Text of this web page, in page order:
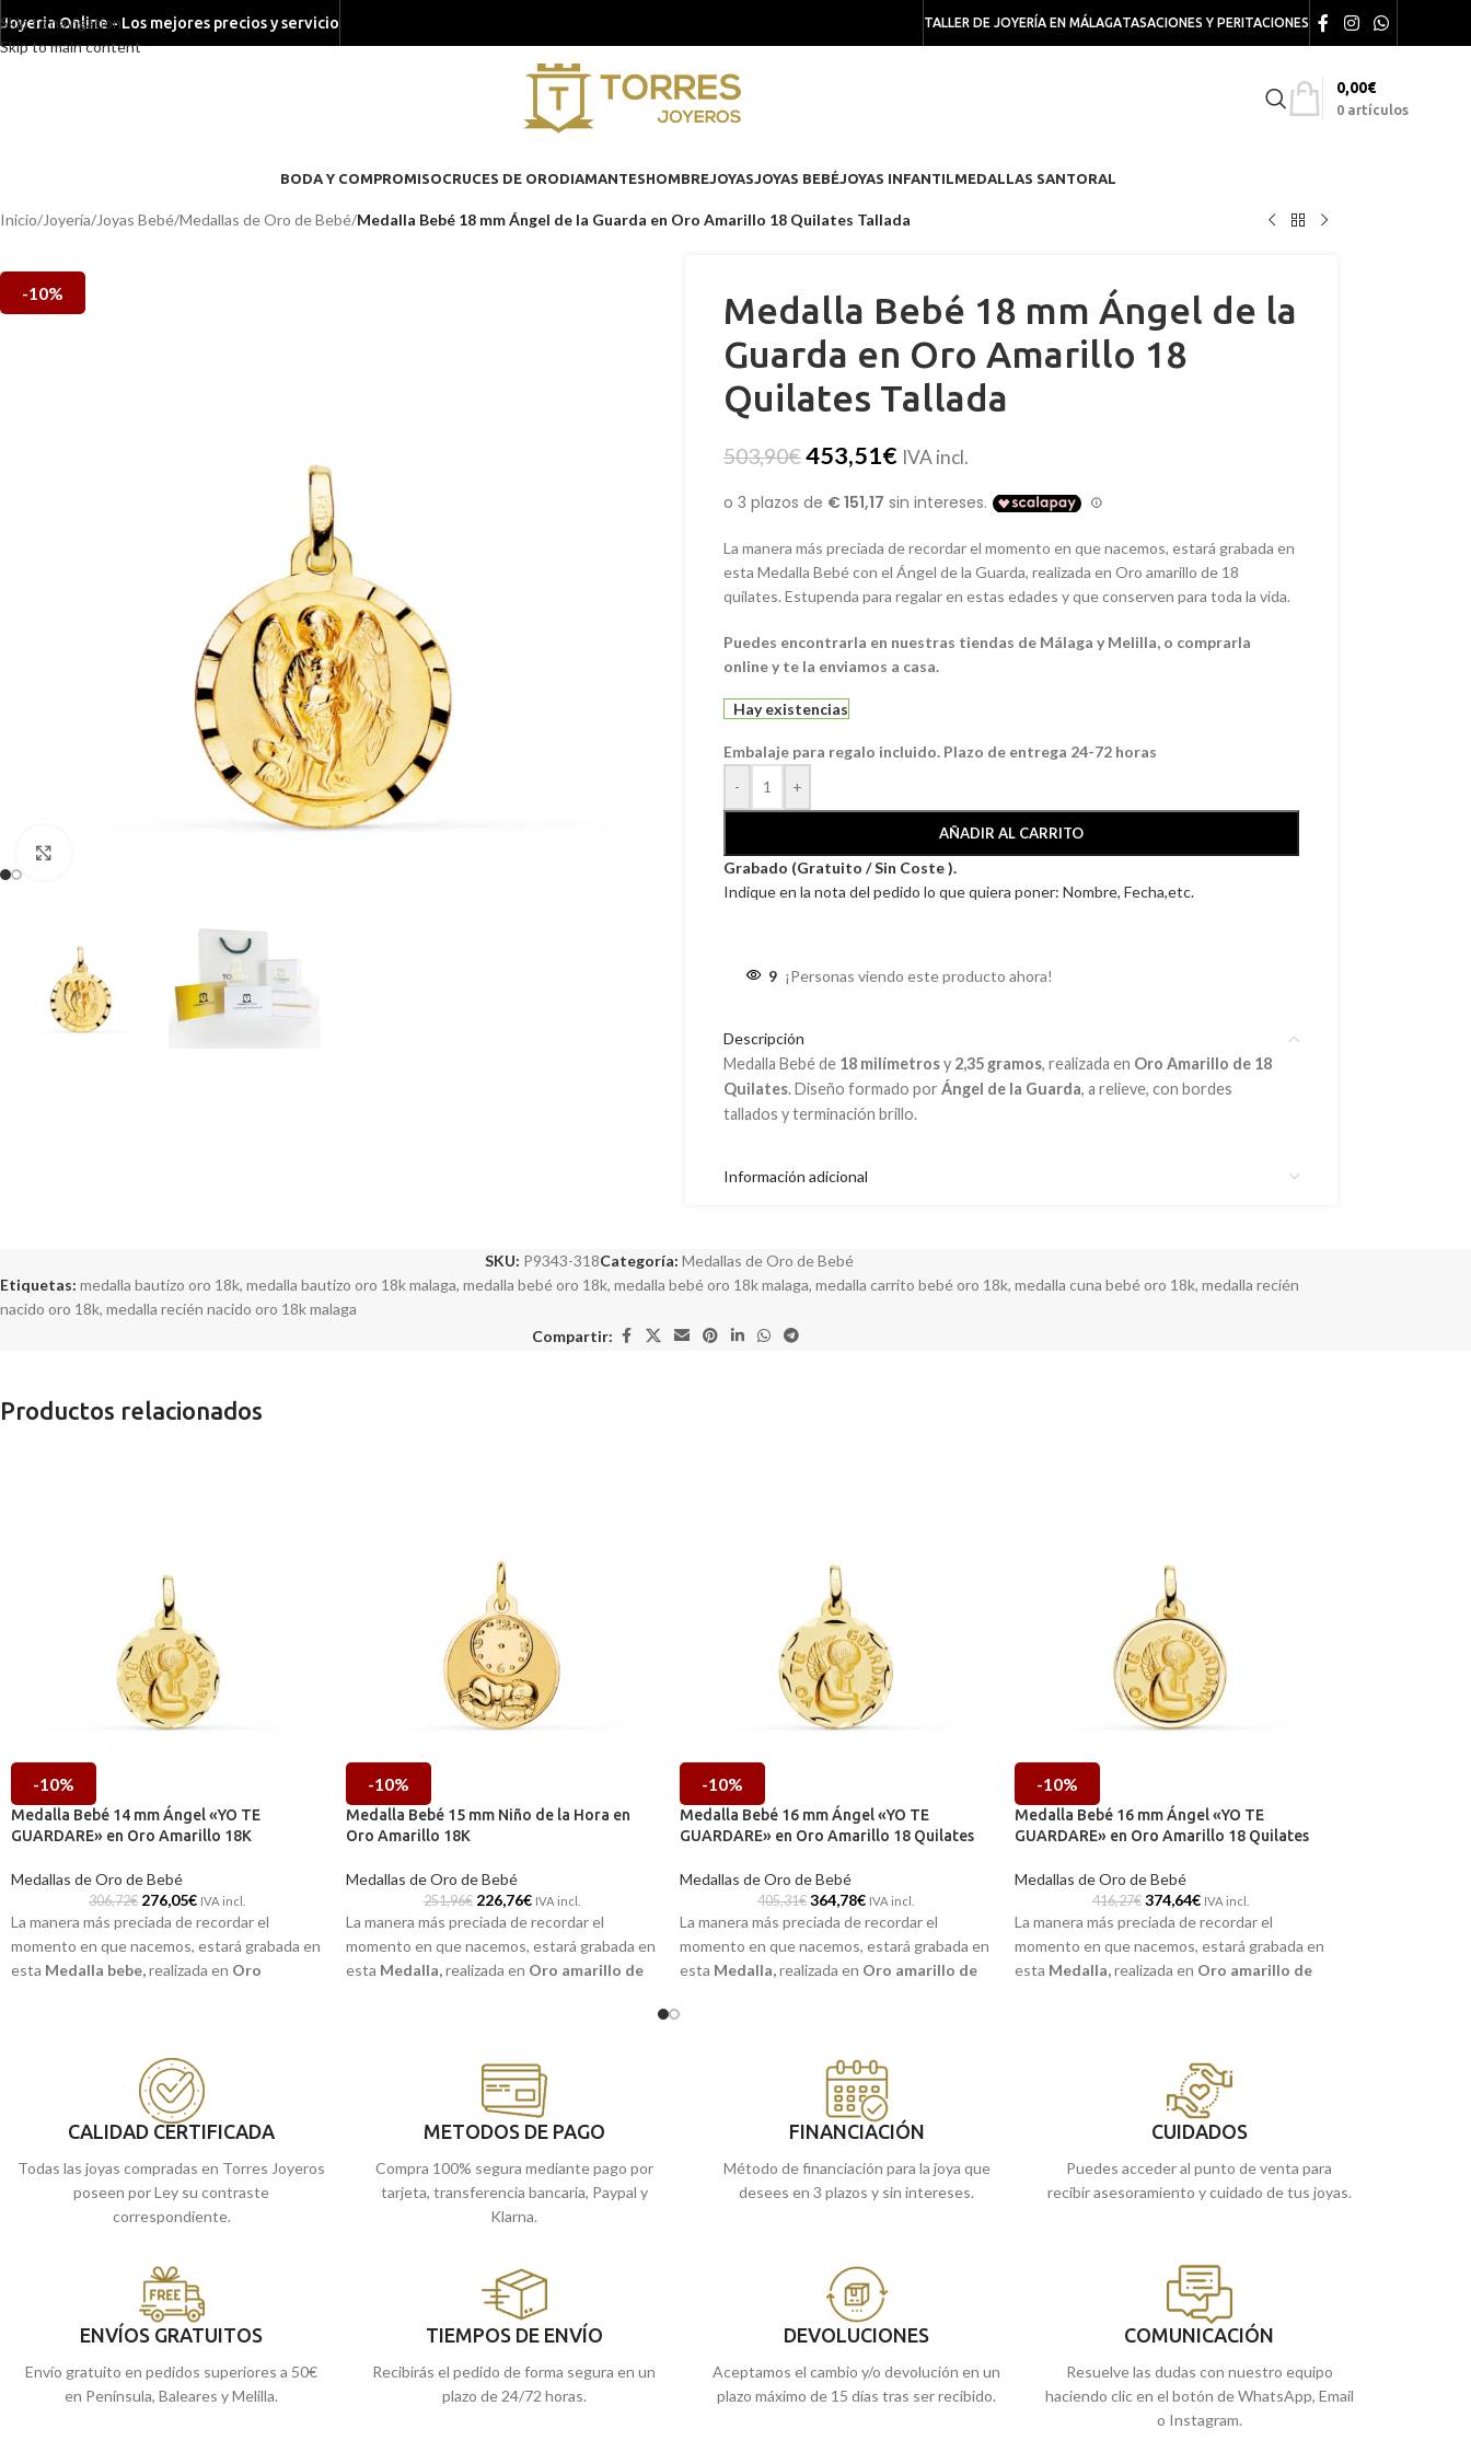
Skip to navigation
Skip to main content
Joyeria Online - Los mejores precios y servicio TALLER DE JOYERÍA EN MÁLAGATASACIONES Y PERITACIONES
0 artículos
0,00€
BODA Y COMPROMISOCRUCES DE ORODIAMANTESHOMBREJOYASJOYAS BEBÉJOYAS INFANTILMEDALLAS SANTORAL
Inicio/Joyería/Joyas Bebé/Medallas de Oro de Bebé/Medalla Bebé 18 mm Ángel de la Guarda en Oro Amarillo 18 Quilates Tallada
-10%
Medalla Bebé 18 mm Ángel de la
Guarda en Oro Amarillo 18
Quilates Tallada
503,90€453,51€ IVA incl.
La manera más preciada de recordar el momento en que nacemos, estará grabada en
esta Medalla Bebé con el Ángel de la Guarda, realizada en Oro amarillo de 18
quilates. Estupenda para regalar en estas edades y que conserven para toda la vida.
Puedes encontrarla en nuestras tiendas de Málaga y Melilla, o comprarla
online y te la enviamos a casa.
Hay existencias
Embalaje para regalo incluido. Plazo de entrega 24-72 horas
-
+
AÑADIR AL CARRITO
Grabado (Gratuito / Sin Coste ).
Indique en la nota del pedido lo que quiera poner: Nombre, Fecha,etc.
9 ¡Personas viendo este producto ahora!
Descripción
Medalla Bebé de 18 milímetrosy 2,35 gramos, realizada en Oro Amarillo de 18
Quilates. Diseño formado por Ángel de la Guarda, a relieve, con bordes
tallados y terminación brillo.
Información adicional
SKU: P9343-318Categoría: Medallas de Oro de Bebé
Etiquetas: medalla bautizo oro 18k, medalla bautizo oro 18k malaga, medalla bebé oro 18k, medalla bebé oro 18k malaga, medalla carrito bebé oro 18k, medalla cuna bebé oro 18k, medalla recién
nacido oro 18k, medalla recién nacido oro 18k malaga
Compartir:
Productos relacionados
-10%
Medalla Bebé 14 mm Ángel «YO TE
GUARDARE» en Oro Amarillo 18K
Medallas de Oro de Bebé
306,72€ 276,05€ IVA incl.
La manera más preciada de recordar el
momento en que nacemos, estará grabada en
esta Medalla bebe,realizada en Oro
de Málaga, o comprarla online y te la
-10%
Medalla Bebé 15 mm Niño de la Hora en
Oro Amarillo 18K
Medallas de Oro de Bebé
251,96€ 226,76€ IVA incl.
La manera más preciada de recordar el
momento en que nacemos, estará grabada en
esta Medalla,realizada en Oro amarillo de
de Málaga y Melilla, o comprarla online y te
la enviamos a casa.
-10%
Medalla Bebé 16 mm Ángel «YO TE
GUARDARE» en Oro Amarillo 18 Quilates
Medallas de Oro de Bebé
405,31€ 364,78€ IVA incl.
La manera más preciada de recordar el
momento en que nacemos, estará grabada en
esta Medalla,realizada en Oro amarillo de
-10%
Medalla Bebé 16 mm Ángel «YO TE
GUARDARE» en Oro Amarillo 18 Quilates
Medallas de Oro de Bebé
416,27€ 374,64€ IVA incl.
La manera más preciada de recordar el
momento en que nacemos, estará grabada en
esta Medalla,realizada en Oro amarillo de
CALIDAD CERTIFICADA
Todas las joyas compradas en Torres Joyeros
poseen por Ley su contraste
correspondiente.
METODOS DE PAGO
Compra 100% segura mediante pago por
tarjeta, transferencia bancaria, Paypal y
Klarna.
FINANCIACIÓN
Método de financiación para la joya que
desees en 3 plazos y sin intereses.
CUIDADOS
Puedes acceder al punto de venta para
recibir asesoramiento y cuidado de tus joyas.
ENVÍOS GRATUITOS
Envío gratuito en pedidos superiores a 50€
en Península, Baleares y Melilla.
TIEMPOS DE ENVÍO
Recibirás el pedido de forma segura en un
plazo de 24/72 horas.
DEVOLUCIONES
Aceptamos el cambio y/o devolución en un
plazo máximo de 15 días tras ser recibido.
COMUNICACIÓN
Resuelve las dudas con nuestro equipo
haciendo clic en el botón de WhatsApp, Email
o Instagram.